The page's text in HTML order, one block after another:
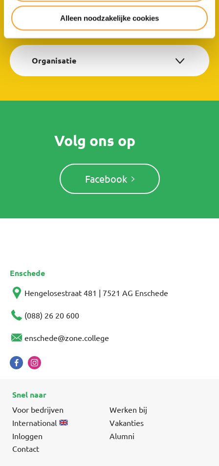
Alleen noodzakelijke cookies
Kiezen voor een groene toekomst.
Een slimme zet!
Organisatie
Volg ons op
Facebook
Enschede
Hengelosestraat 481 | 7521 AG Enschede
(088) 26 20 600
enschede@zone.college
Snel naar
Voor bedrijven
Werken bij
International
Vakanties
Inloggen
Alumni
Contact